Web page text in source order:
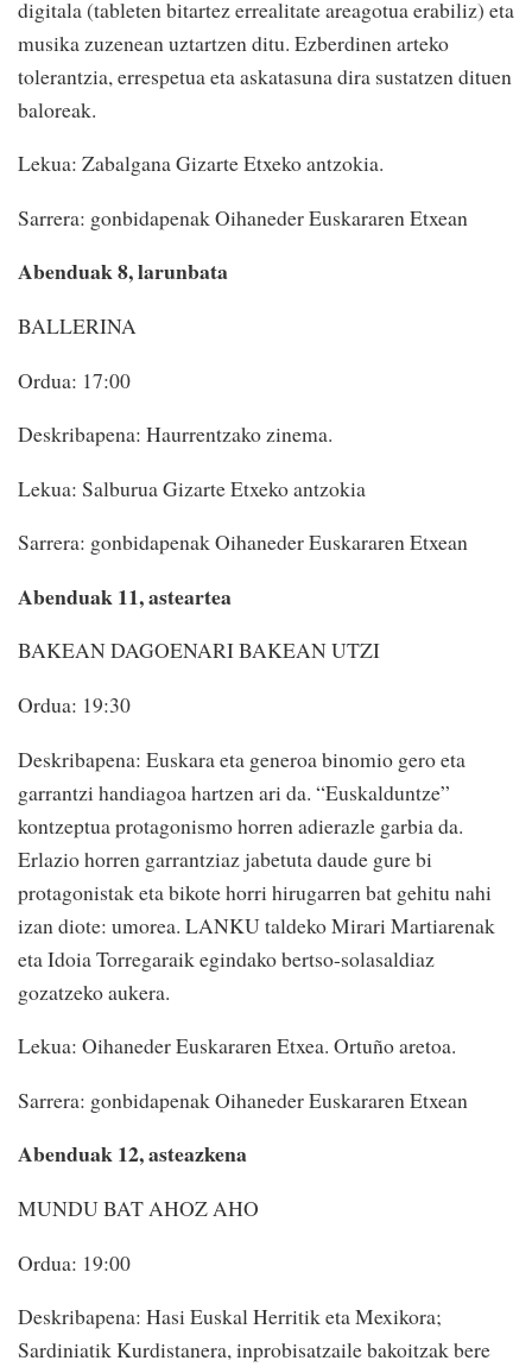
digitala (tableten bitartez errealitate areagotua erabiliz) eta
musika zuzenean uztartzen ditu. Ezberdinen arteko
tolerantzia, errespetua eta askatasuna dira sustatzen dituen
baloreak.
Lekua: Zabalgana Gizarte Etxeko antzokia.
Sarrera: gonbidapenak Oihaneder Euskararen Etxean
Abenduak 8, larunbata
BALLERINA
Ordua: 17:00
Deskribapena: Haurrentzako zinema.
Lekua: Salburua Gizarte Etxeko antzokia
Sarrera: gonbidapenak Oihaneder Euskararen Etxean
Abenduak 11, asteartea
BAKEAN DAGOENARI BAKEAN UTZI
Ordua: 19:30
Deskribapena: Euskara eta generoa binomio gero eta
garrantzi handiagoa hartzen ari da. “Euskalduntze”
kontzeptua protagonismo horren adierazle garbia da.
Erlazio horren garrantziaz jabetuta daude gure bi
protagonistak eta bikote horri hirugarren bat gehitu nahi
izan diote: umorea. LANKU taldeko Mirari Martiarenak
eta Idoia Torregaraik egindako bertso-solasaldiaz
gozatzeko aukera.
Lekua: Oihaneder Euskararen Etxea. Ortuño aretoa.
Sarrera: gonbidapenak Oihaneder Euskararen Etxean
Abenduak 12, asteazkena
MUNDU BAT AHOZ AHO
Ordua: 19:00
Deskribapena: Hasi Euskal Herritik eta Mexikora;
Sardiniatik Kurdistanera, inprobisatzaile bakoitzak bere